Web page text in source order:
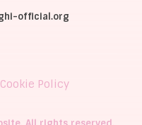
official.org
Cookie Policy